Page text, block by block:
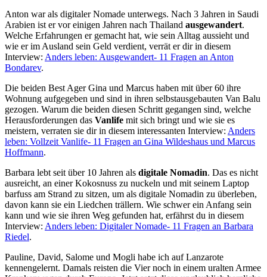
Anton war als digitaler Nomade unterwegs. Nach 3 Jahren in Saudi
Arabien ist er vor einigen Jahren nach Thailand ausgewandert.
Welche Erfahrungen er gemacht hat, wie sein Alltag aussieht und
wie er im Ausland sein Geld verdient, verrät er dir in diesem
Interview: Anders leben: Ausgewandert- 11 Fragen an Anton
Bondarev.
Die beiden Best Ager Gina und Marcus haben mit über 60 ihre
Wohnung aufgegeben und sind in ihren selbstausgebauten Van Balu
gezogen. Warum die beiden diesen Schritt gegangen sind, welche
Herausforderungen das Vanlife mit sich bringt und wie sie es
meistern, verraten sie dir in diesem interessanten Interview: Anders
leben: Vollzeit Vanlife- 11 Fragen an Gina Wildeshaus und Marcus
Hoffmann.
Barbara lebt seit über 10 Jahren als digitale Nomadin. Das es nicht
ausreicht, an einer Kokosnuss zu nuckeln und mit seinem Laptop
barfuss am Strand zu sitzen, um als digitale Nomadin zu überleben,
davon kann sie ein Liedchen trällern. Wie schwer ein Anfang sein
kann und wie sie ihren Weg gefunden hat, erfährst du in diesem
Interview: Anders leben: Digitaler Nomade- 11 Fragen an Barbara
Riedel.
Pauline, David, Salome und Mogli habe ich auf Lanzarote
kennengelernt. Damals reisten die Vier noch in einem uralten Armee